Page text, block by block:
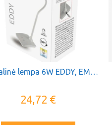
LED stalinė lempa 6W EDDY, EMOS
24,72 €